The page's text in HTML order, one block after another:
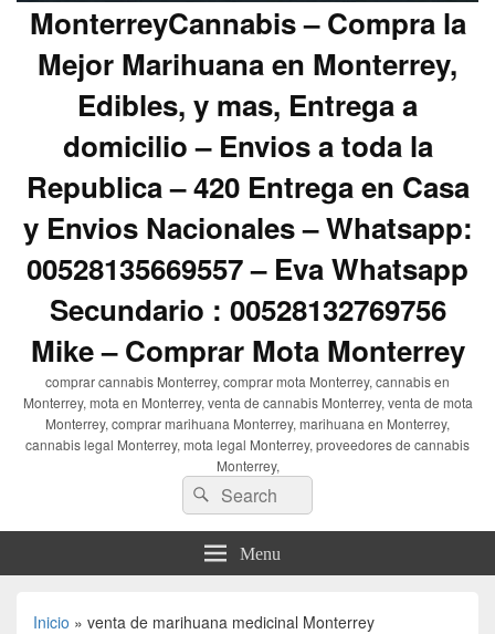
MonterreyCannabis – Compra la
Mejor Marihuana en Monterrey,
Edibles, y mas, Entrega a
domicilio – Envios a toda la
Republica – 420 Entrega en Casa
y Envios Nacionales – Whatsapp:
00528135669557 – Eva Whatsapp
Secundario : 00528132769756
Mike – Comprar Mota Monterrey
comprar cannabis Monterrey, comprar mota Monterrey, cannabis en
Monterrey, mota en Monterrey, venta de cannabis Monterrey, venta de mota
Monterrey, comprar marihuana Monterrey, marihuana en Monterrey,
cannabis legal Monterrey, mota legal Monterrey, proveedores de cannabis
Monterrey,
Search
for:
Search
Menu
Inicio » venta de marihuana medicinal Monterrey